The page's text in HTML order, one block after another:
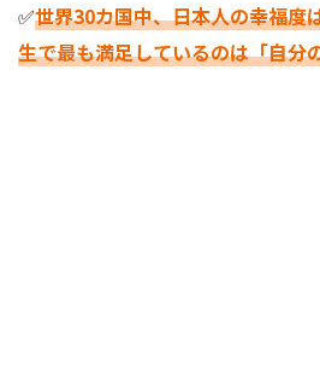
✅世界30カ国中、日本人の幸福度
生で最も満足しているのは「自分